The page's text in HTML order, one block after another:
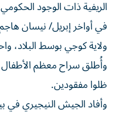
الريفية ذات الوجود
في أواخر إبريل/ نيسان
ولاية كوجي بوسط البلاد، واحتجزوا 23 طفلاً وعدداً
وأُطلق سراح معظم
ظلوا مفقودين.
وأفاد الجيش النيجيري في